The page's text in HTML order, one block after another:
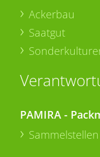
Ackerbau
Saatgut
PAMIRA -